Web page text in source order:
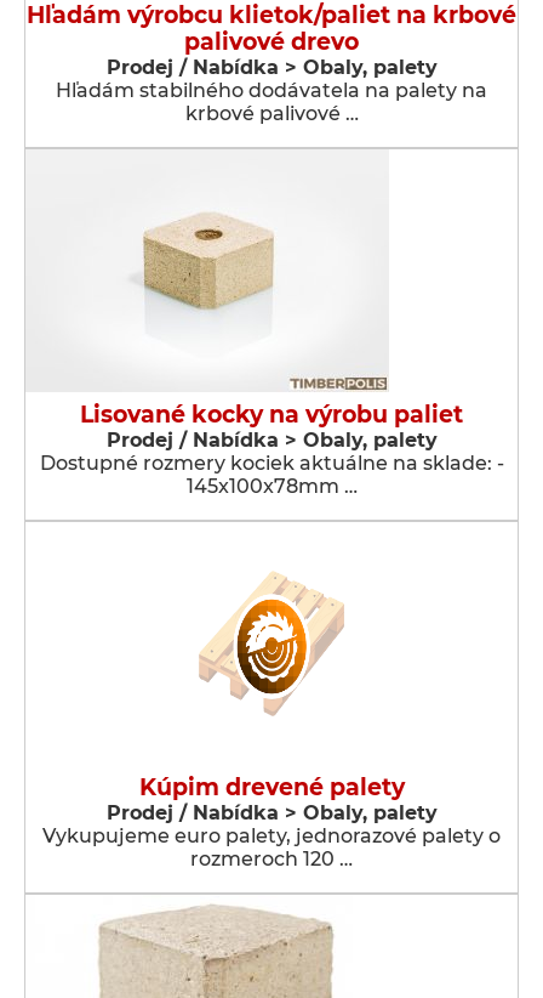
Hľadám výrobcu klietok/paliet na krbové
palivové drevo
Prodej / Nabídka > Obaly, palety
Hľadám stabilného dodávatela na palety na
krbové palivové …
Lisované kocky na výrobu paliet
Prodej / Nabídka > Obaly, palety
Dostupné rozmery kociek aktuálne na sklade: -
145x100x78mm …
Kúpim drevené palety
Prodej / Nabídka > Obaly, palety
Vykupujeme euro palety, jednorazové palety o
rozmeroch 120 …